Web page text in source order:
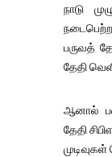
நாடு
பருவத்
தேதி
ஆனால்
தேதி